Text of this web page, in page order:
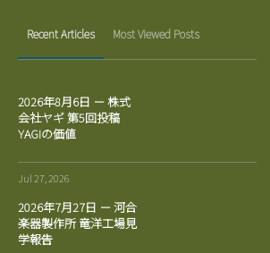
Recent Articles Most Viewed Posts
2026年8月6日 － 株式
会社ヤギ 第5回投稿
YAGIの価値
Jul 27, 2026
2026年7月27日 － 河合
楽器製作所 竜洋工場見
学報告